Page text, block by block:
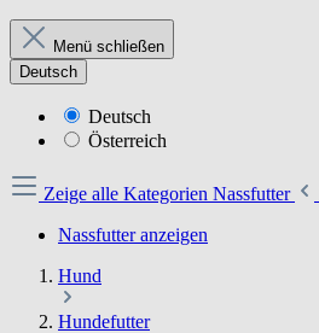
Menü schließen
Deutsch
Deutsch
Österreich
Zeige alle Kategorien Nassfutter
Nassfutter anzeigen
Hund
Hundefutter